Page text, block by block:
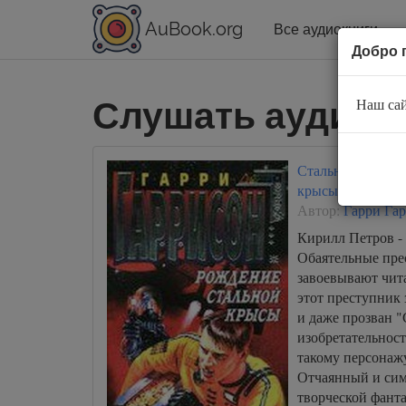
AuBook.org Все аудиокниги
Слушать
Стальная Крыса
крысы
Автор:Гарри
Кирилл Петров -
Обаятельные
завоевывают
этот
и даже прозван
такому
Отчаянный и
творческой
Добро
Наш